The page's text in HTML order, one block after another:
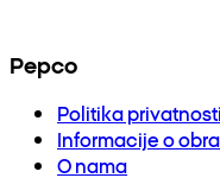
Pepco
Politika privatnosti
Informacije o
O nama